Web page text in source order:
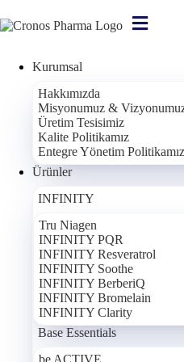
Kurumsal
Hakkımızda
Misyonumuz &
Üretim Tesisimiz
Kalite Politikamız
Entegre Yönetim Politikamız
Ürünler
INFINITY
Tru Niagen
INFINITY PQR
INFINITY Resveratrol
INFINITY Soothe
INFINITY BerberiQ
INFINITY Bromelain
INFINITY Clarity
Base Essentials
be ACTIVE
/
Medya
/
Haberler
bir tıbbi teşhis, tedavi veya öneri
hiçbir bileşen veya gıda takviyesi
veya iyileştirmek amacıyla
lütfen hekiminize ve eczacınıza
Cronos Pharma,
Yaşamı Destekleyen
Cronos Pharma olarak 8-9